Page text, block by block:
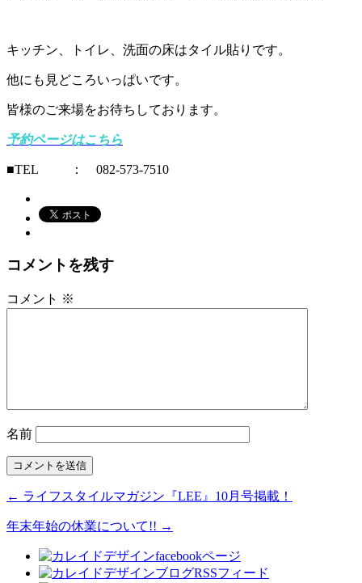
キッチン、トイレ、洗面の床はタイル貼りです。
他にも見どころいっぱいです。
皆様のご来場をお待ちしております。
予約ページはこちら
■TEL ： 082-573-7510
コメントを残す
コメント ※
名前
← ライフスタイルマガジン『LEE』10月号掲載！
年末年始の休業について!! →